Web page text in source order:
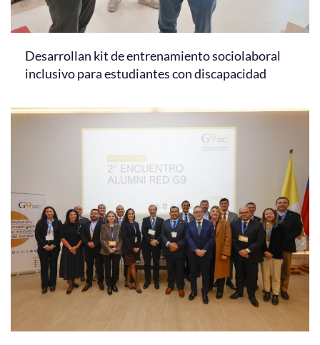
Desarrollan kit de entrenamiento sociolaboral
inclusivo para estudiantes con discapacidad